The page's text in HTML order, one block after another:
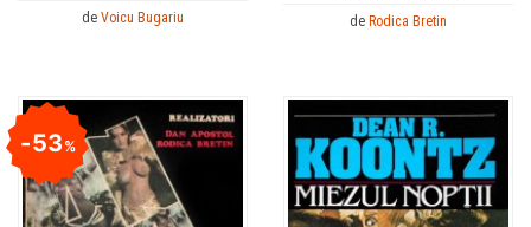
de Voicu Bugariu de Rodica Bretin
53%